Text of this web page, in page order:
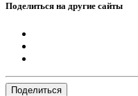
Поделиться на другие сайты
Поделиться